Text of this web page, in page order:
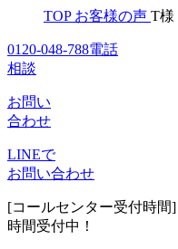
TOP お客様の声 T様
0120-048-788電話
相談
お問い
合わせ
LINEで
お問い合わせ
[コールセンター受付時間]
時間受付中！